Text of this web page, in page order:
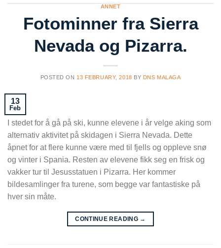
ANNET
Fotominner fra Sierra
Nevada og Pizarra.
POSTED ON 13 FEBRUARY, 2018 BY DNS MALAGA
13
Feb
I stedet for å gå på ski, kunne elevene i år velge aking som
alternativ aktivitet på skidagen i Sierra Nevada. Dette
åpnet for at flere kunne være med til fjells og oppleve snø
og vinter i Spania. Resten av elevene fikk seg en frisk og
vakker tur til Jesusstatuen i Pizarra. Her kommer
bildesamlinger fra turene, som begge var fantastiske på
hver sin måte.
CONTINUE READING →